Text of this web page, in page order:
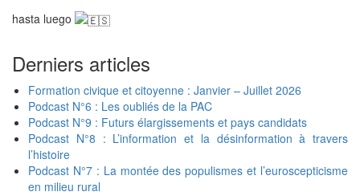
hasta luego
Derniers articles
Formation civique et citoyenne : Janvier – Juillet 2026
Podcast N°6 : Les oubliés de la PAC
Podcast N°9 : Futurs élargissements et pays candidats
Podcast N°8 : L’information et la désinformation à travers
l’histoire
Podcast N°7 : La montée des populismes et l’euroscepticisme
en milieu rural